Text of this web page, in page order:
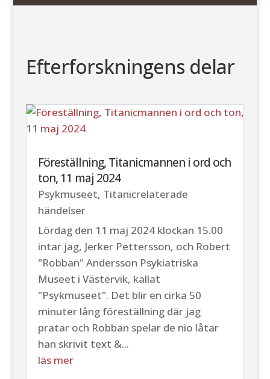
Efterforskningens delar
Föreställning, Titanicmannen i ord och
ton, 11 maj 2024
Psykmuseet, Titanicrelaterade
händelser
Lördag den 11 maj 2024 klockan 15.00
intar jag, Jerker Pettersson, och Robert
"Robban" Andersson Psykiatriska
Museet i Västervik, kallat
"Psykmuseet". Det blir en cirka 50
minuter lång föreställning där jag
pratar och Robban spelar de nio låtar
han skrivit text &...
läs mer